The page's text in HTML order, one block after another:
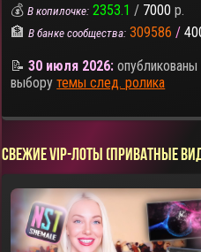
💰В копилочке: 2353.1 / 7000 р.
🏦В банке сообщества: 309586 /
📝30 июля 2026: опубликованы
выборутемы след. ролика
СВЕЖИЕ VIP-ЛОТЫ (ПРИВАТНЫЕ